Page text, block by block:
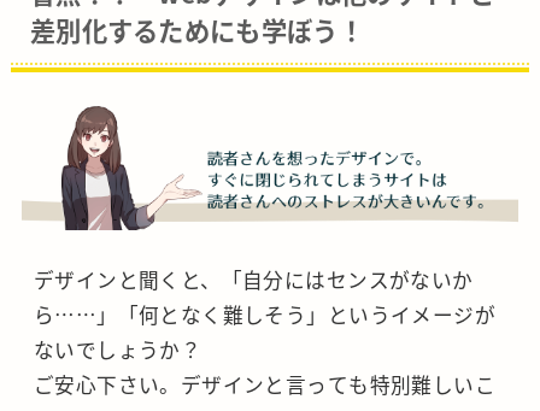
差別化するためにも学ぼう！
デザインと聞くと、「自分にはセンスがないか
ら……」「何となく難しそう」というイメージが
ないでしょうか？
ご安心下さい。デザインと言っても特別難しいこ